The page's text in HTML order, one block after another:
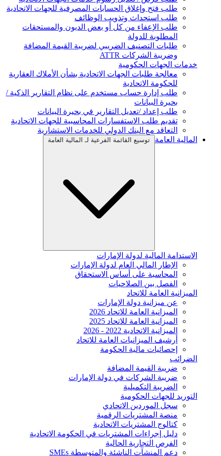
طلب فتح وإغلاق الحسابات المصرفية للجهات الاتحادية
طلب استحداث وتذويب الوظائف
طلب الإعفاء من كل أو بعض الديون والمستحقات
المطلوبة للدولة
طلبات التصنيف الضريبي لضريبة القيمة المضافة
وضريبة الشركات ATTR
خدمات الجهات الحكومية
معالجة طلبات الجهات الاتحادية بشأن الأملاك العقارية
للحكومة الاتحادية
طلب إدارة حساب مستخدم على نظام التقارير الذكية /
بحيرة البيانات
طلب إعداد /تعديل التقارير في بحيرة البيانات
تقديم طلب الاستفسارات المحاسبية للجهات الاتحادية
التعاقد مع البنك الدولي للخدمات الاستشارية
المالية العامة
توسيع القائمة الفرعية لـ المالية العامة
الاستدامة المالية لدولة الإمارات
الإطار المالي العام لدولة الإمارات
المحاسبة على أساس الاستحقاق
الفصل بين الصلاحيات
الميزانية العامة للاتحاد
عن ميزانية دولة الإمارات
الميزانية العامة للاتحاد 2026
الميزانية العامة للاتحاد 2025
الميزانية الاتحادية 2022 - 2026
أرشيف الميزانيات العامة للاتحاد
إحصائيات مالية الحكومة
الضرائب
ضريبة القيمة المضافة
ضريبة الشركات في دولة الإمارات
الضريبة التكميلية
التوريد للجهات الحكومية
سجل الموردين الاتحادي
منصة المشتريات الرقمية
كتالوج المشتريات الاتحادية
دليل إجراءات المشتريات في الحكومة الاتحادية
الفرص التجارية الحالية
دعم المنشآت الناشئة والمتوسطة SMEs